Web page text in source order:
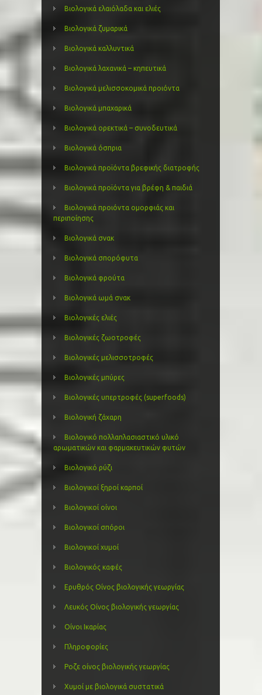
Βιολογικά ελαιόλαδα και ελιές
Βιολογικά ζυμαρικά
Βιολογικά καλλυντικά
Βιολογικά λαχανικά – κηπευτικά
Βιολογικά μελισσοκομικά προιόντα
Βιολογικά μπαχαρικά
Βιολογικά ορεκτικά – συνοδευτικά
Βιολογικά όσπρια
Βιολογικά προϊόντα βρεφικής διατροφής
Βιολογικά προϊόντα για βρέφη & παιδιά
Βιολογικά προιόντα ομορφιάς και
περιποίησης
Βιολογικά σνακ
Βιολογικά σπορόφυτα
Βιολογικά φρούτα
Βιολογικά ωμά σνακ
Βιολογικές ελιές
Βιολογικές ζωοτροφές
Βιολογικές μελισσοτροφές
Βιολογικές μπύρες
Βιολογικές υπερτροφές (superfoods)
Βιολογική ζάχαρη
Βιολογικό πολλαπλασιαστικό υλικό
αρωματικών και φαρμακευτικών φυτών
Βιολογικό ρύζι
Βιολογικοί ξηροί καρποί
Βιολογικοί οίνοι
Βιολογικοί σπόροι
Βιολογικοί χυμοί
Βιολογικός καφές
Ερυθρός Οίνος βιολογικής γεωργίας
Λευκός Οίνος βιολογικής γεωργίας
Οίνοι Ικαρίας
Πληροφορίες
Ροζε οίνος βιολογικής γεωργίας
Χυμοί με βιολογικά συστατικά